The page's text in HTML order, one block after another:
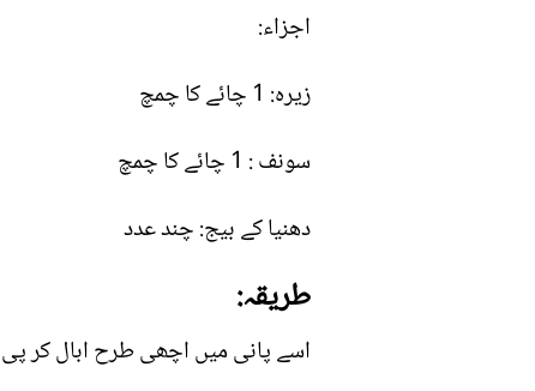
اجزاء:
زیرہ: 1 چائے کا چمچ
سونف : 1 چائے کا چمچ
دھنیا کے بیج: چند عدد
طریقہ:
اسے پانی میں اچھی طرح ابال کر پی